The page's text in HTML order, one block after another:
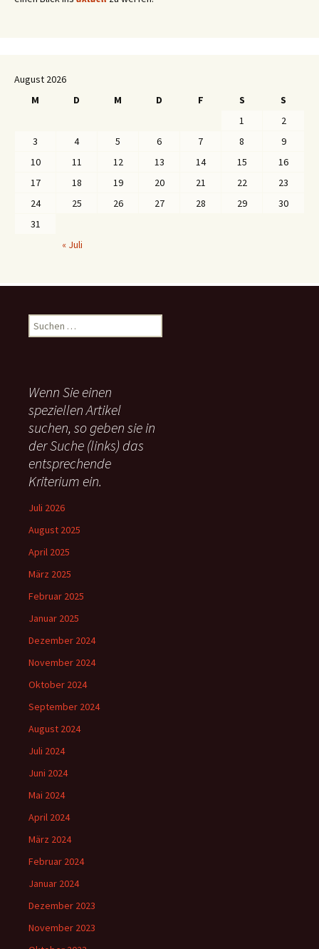
August 2026
M
D M D F S
S
1
2
3
4 5 6 7 8
9
10
11 12 13 14 15
16
17
18 19 20 21 22
23
24
25 26 27 28 29
30
31
« Juli
u
n
n
a
c
:
Wenn Sie einen
speziellen Artikel
suchen, so geben sie in
der Suche (links) das
entsprechende
Kriterium ein.
Juli 2026
August 2025
April 2025
März 2025
Februar 2025
Januar 2025
Dezember 2024
November 2024
Oktober 2024
September 2024
August 2024
Juli 2024
Juni 2024
Mai 2024
April 2024
März 2024
Februar 2024
Januar 2024
Dezember 2023
November 2023